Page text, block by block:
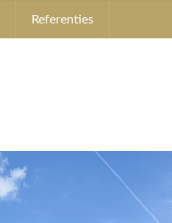
Referenties